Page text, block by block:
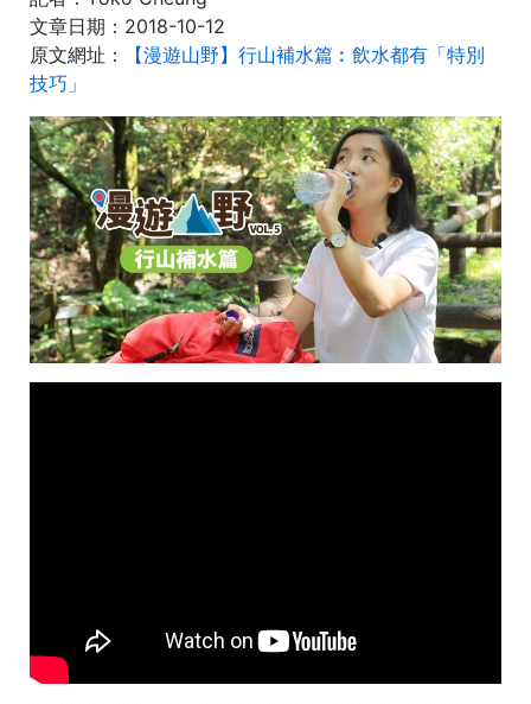
文章日期：2018-10-12
原文網址：
【漫遊山野】行山補水篇︰飲水都有「特別
技巧」